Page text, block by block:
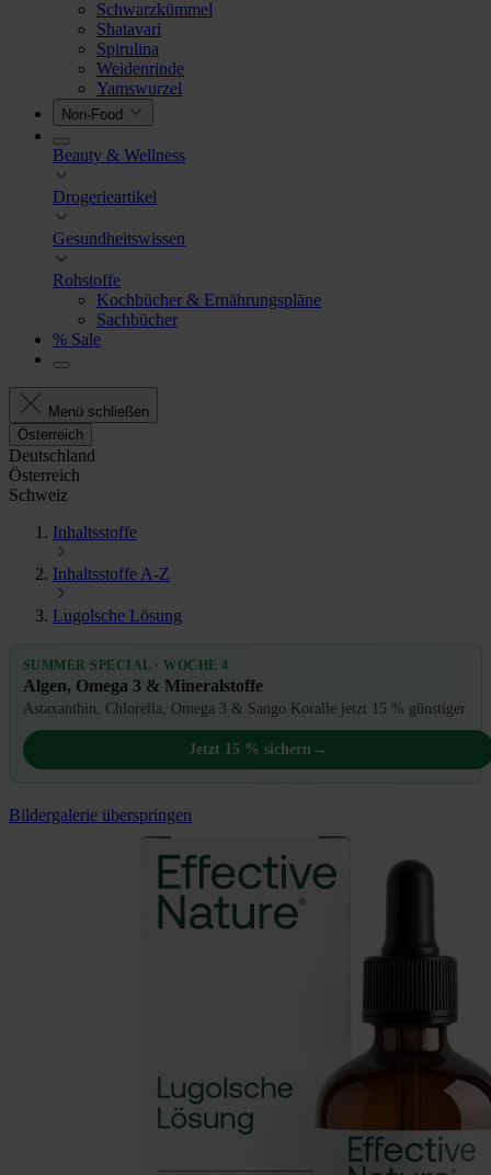
Schwarzkümmel
Shatavari
Spirulina
Weidenrinde
Yamswurzel
Non-Food
Beauty & Wellness
Drogerieartikel
Gesundheitswissen
Rohstoffe
Kochbücher & Ernährungspläne
Sachbücher
% Sale
Menü schließen
Österreich
Deutschland
Österreich
Schweiz
Inhaltsstoffe
Inhaltsstoffe A-Z
Lugolsche Lösung
SUMMER SPECIAL · WOCHE 4
Algen, Omega 3 & Mineralstoffe
Astaxanthin, Chlorella, Omega 3 & Sango Koralle jetzt 15 % günstiger
Jetzt 15 % sichern →
Bildergalerie überspringen